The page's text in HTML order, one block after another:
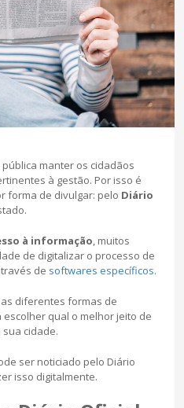
manter os cidadãos
à gestão. Por isso é
forma de divulgar: pelo Diário
à informação, muitos
de digitalizar o processo de
de softwares específicos.
diferentes formas de
qual o melhor jeito de
cidade.
ser noticiado pelo Diário
isso digitalmente.